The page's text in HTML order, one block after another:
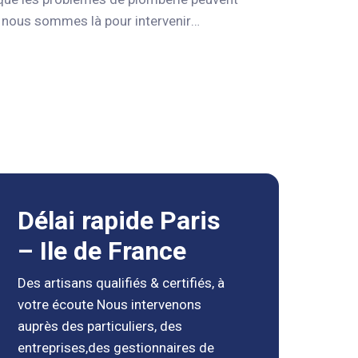
sommes là pour intervenir
l’installation de sanitaires et la
Délai rapide Paris
– Ile de France
Des artisans qualifiés & certifiés, à
votre écoute Nous intervenons
auprès des particuliers, des
entreprises,des gestionnaires de